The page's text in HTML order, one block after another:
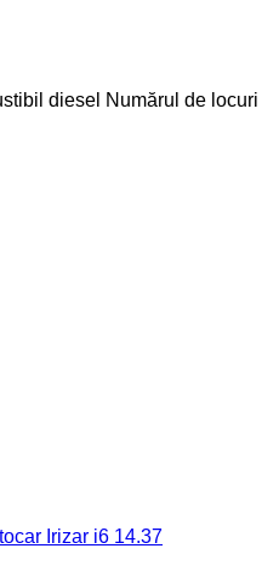
diesel Numărul de locuri
Irizar i6 14.37